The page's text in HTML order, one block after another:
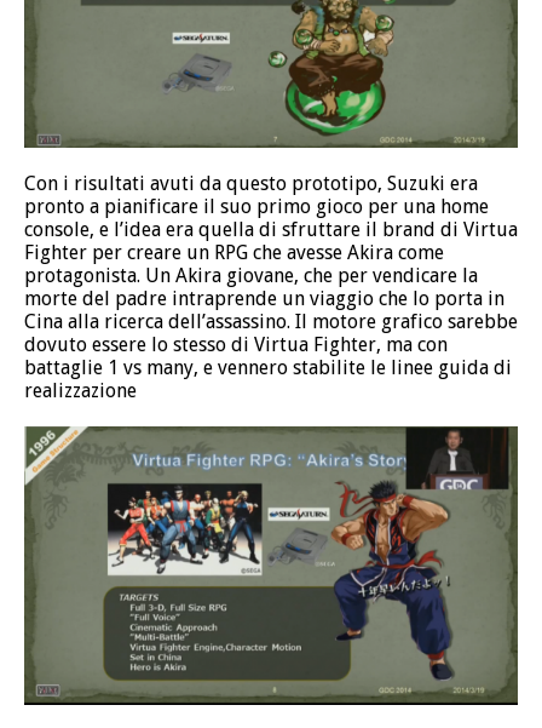
Con i risultati avuti da questo prototipo, Suzuki era
pronto a pianificare il suo primo gioco per una home
console, e l’idea era quella di sfruttare il brand di Virtua
Fighter per creare un RPG che avesse Akira come
protagonista. Un Akira giovane, che per vendicare la
morte del padre intraprende un viaggio che lo porta in
Cina alla ricerca dell’assassino. Il motore grafico sarebbe
dovuto essere lo stesso di Virtua Fighter, ma con
battaglie 1 vs many, e vennero stabilite le linee guida di
realizzazione